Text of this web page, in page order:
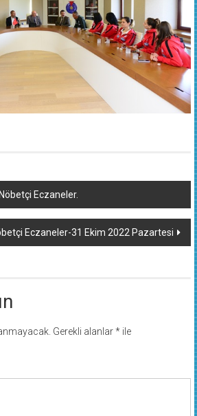
Eczaneler.
Eczaneler-31 Ekim 2022 Pazartesi
Gerekli alanlar*ile